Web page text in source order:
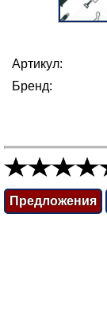
Артикул:
Бренд:
Предложения